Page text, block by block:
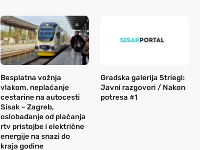
Besplatna vožnja
vlakom, neplaćanje
cestarine na autocesti
Sisak – Zagreb,
oslobađanje od plaćanja
rtv pristojbe i električne
energije na snazi do
kraja godine
Gradska galerija Striegl:
Javni razgovori / Nakon
potresa #1